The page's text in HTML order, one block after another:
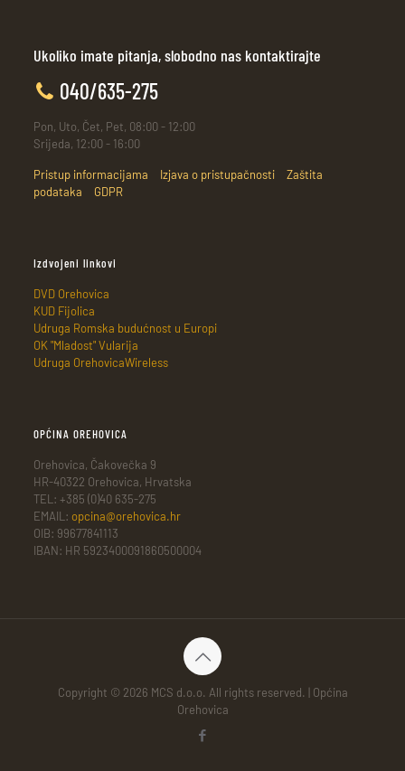
Ukoliko imate pitanja, slobodno nas kontaktirajte
040/635-275
Pon, Uto, Čet, Pet, 08:00 - 12:00
Srijeda, 12:00 - 16:00
Pristup informacijama Izjava o pristupačnosti
Zaštita
podataka
GDPR
Izdvojeni linkovi
DVD Orehovica
KUD Fijolica
Udruga Romska budućnost u Europi
OK "Mladost" Vularija
Udruga OrehovicaWireless
OPĆINA OREHOVICA
Orehovica, Čakovečka 9
HR-40322 Orehovica, Hrvatska
TEL: +385 (0)40 635-275
EMAIL: opcina@orehovica.hr
OIB: 99677841113
IBAN: HR 5923400091860500004
Copyright © 2026 MCS d.o.o. All rights reserved. | Općina
Orehovica